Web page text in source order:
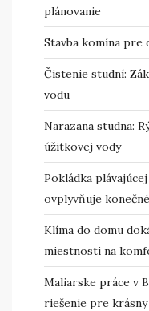
plánovanie
Stavba komína pre
Čistenie studní:
vodu
Narazana studna:
úžitkovej vody
Pokládka
ovplyvňuje
Klíma do domu
miestnosti na
Maliarske práce v
riešenie pre